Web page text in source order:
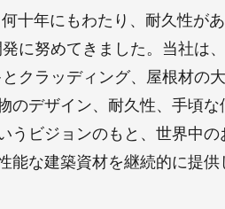
十年にもわたり、耐久性が
に努めてきました。当社は
クラッディング、屋根材の大
のデザイン、耐久性、手頃
うビジョンのもと、世界中
能な建築資材を継続的に提供